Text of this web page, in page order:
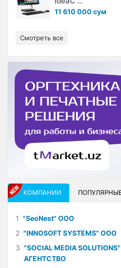
11 610 000 сум
Смотреть все
КОМПАНИИ
1 "SeoNest" ООО
2 "INNOSOFT SYSTEMS" ООО
3 "SOCIAL MEDIA
АГЕНТСТВО